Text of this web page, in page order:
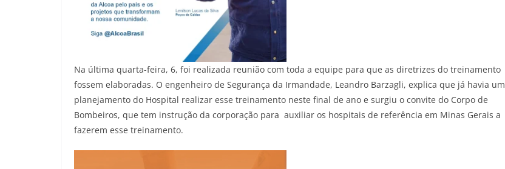
Na última quarta-feira, 6, foi realizada reunião com toda a equipe para que as diretrizes do treinamento
fossem elaboradas. O engenheiro de Segurança da Irmandade, Leandro Barzagli, explica que já havia um
planejamento do Hospital realizar esse treinamento neste final de ano e surgiu o convite do Corpo de
Bombeiros, que tem instrução da corporação para auxiliar os hospitais de referência em Minas Gerais a
fazerem esse treinamento.